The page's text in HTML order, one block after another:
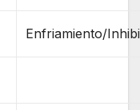
Enfriamiento/